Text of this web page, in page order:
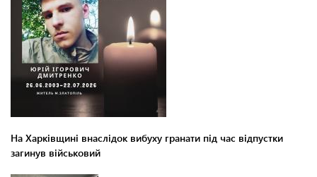
На Харківщині внаслідок вибуху гранати під час відпустки
загинув військовий